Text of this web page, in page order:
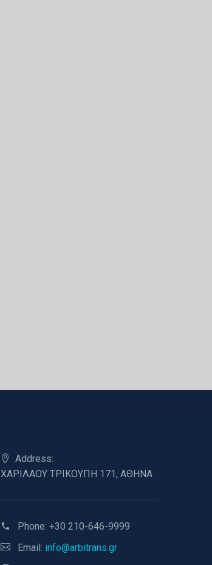
Address:
ΧΑΡΙΛΑΟΥ ΤΡΙΚΟΥΠΗ 171, ΑΘΗΝΑ
Phone: +30 210-646-9999
Email: info@arbitrans.gr